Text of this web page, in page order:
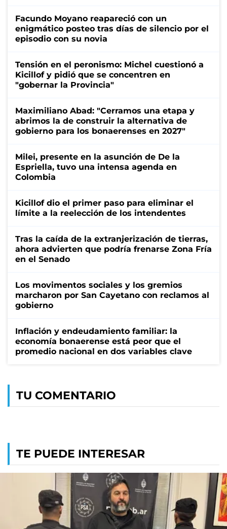
Facundo Moyano reapareció con un
enigmático posteo tras días de silencio por el
episodio con su novia
Tensión en el peronismo: Michel cuestionó a
Kicillof y pidió que se concentren en
"gobernar la Provincia"
Maximiliano Abad: "Cerramos una etapa y
abrimos la de construir la alternativa de
gobierno para los bonaerenses en 2027"
Milei, presente en la asunción de De la
Espriella, tuvo una intensa agenda en
Colombia
Kicillof dio el primer paso para eliminar el
límite a la reelección de los intendentes
Tras la caída de la extranjerización de tierras,
ahora advierten que podría frenarse Zona Fría
en el Senado
Los movimentos sociales y los gremios
marcharon por San Cayetano con reclamos al
gobierno
Inflación y endeudamiento familiar: la
economía bonaerense está peor que el
promedio nacional en dos variables clave
TU COMENTARIO
TE PUEDE INTERESAR